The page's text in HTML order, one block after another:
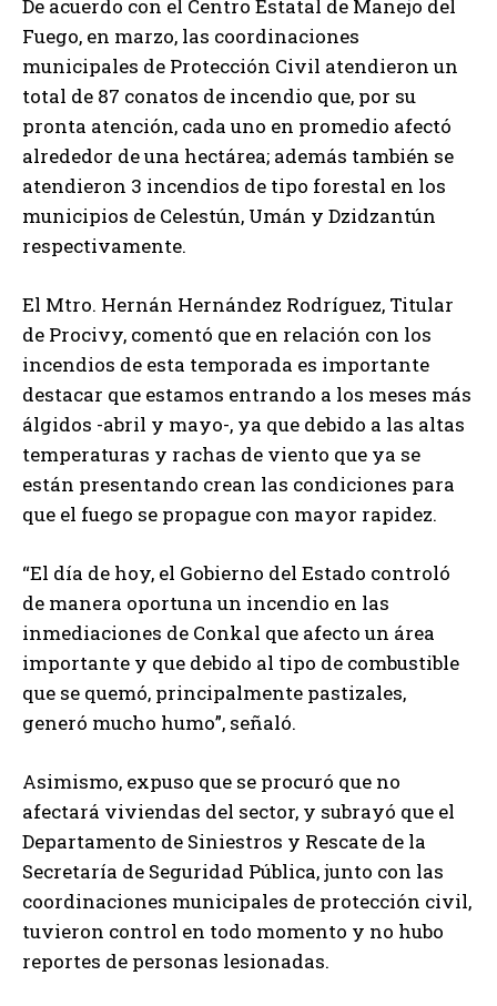
De acuerdo con el Centro Estatal de Manejo del
Fuego, en marzo, las coordinaciones
municipales de Protección Civil atendieron un
total de 87 conatos de incendio que, por su
pronta atención, cada uno en promedio afectó
alrededor de una hectárea; además también se
atendieron 3 incendios de tipo forestal en los
municipios de Celestún, Umán y Dzidzantún
respectivamente.
El Mtro. Hernán Hernández Rodríguez, Titular
de Procivy, comentó que en relación con los
incendios de esta temporada es importante
destacar que estamos entrando a los meses más
álgidos -abril y mayo-, ya que debido a las altas
temperaturas y rachas de viento que ya se
están presentando crean las condiciones para
que el fuego se propague con mayor rapidez.
“El día de hoy, el Gobierno del Estado controló
de manera oportuna un incendio en las
inmediaciones de Conkal que afecto un área
importante y que debido al tipo de combustible
que se quemó, principalmente pastizales,
generó mucho humo”, señaló.
Asimismo, expuso que se procuró que no
afectará viviendas del sector, y subrayó que el
Departamento de Siniestros y Rescate de la
Secretaría de Seguridad Pública, junto con las
coordinaciones municipales de protección civil,
tuvieron control en todo momento y no hubo
reportes de personas lesionadas.